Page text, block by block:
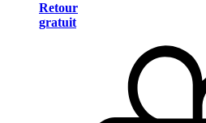
Retour
gratuit